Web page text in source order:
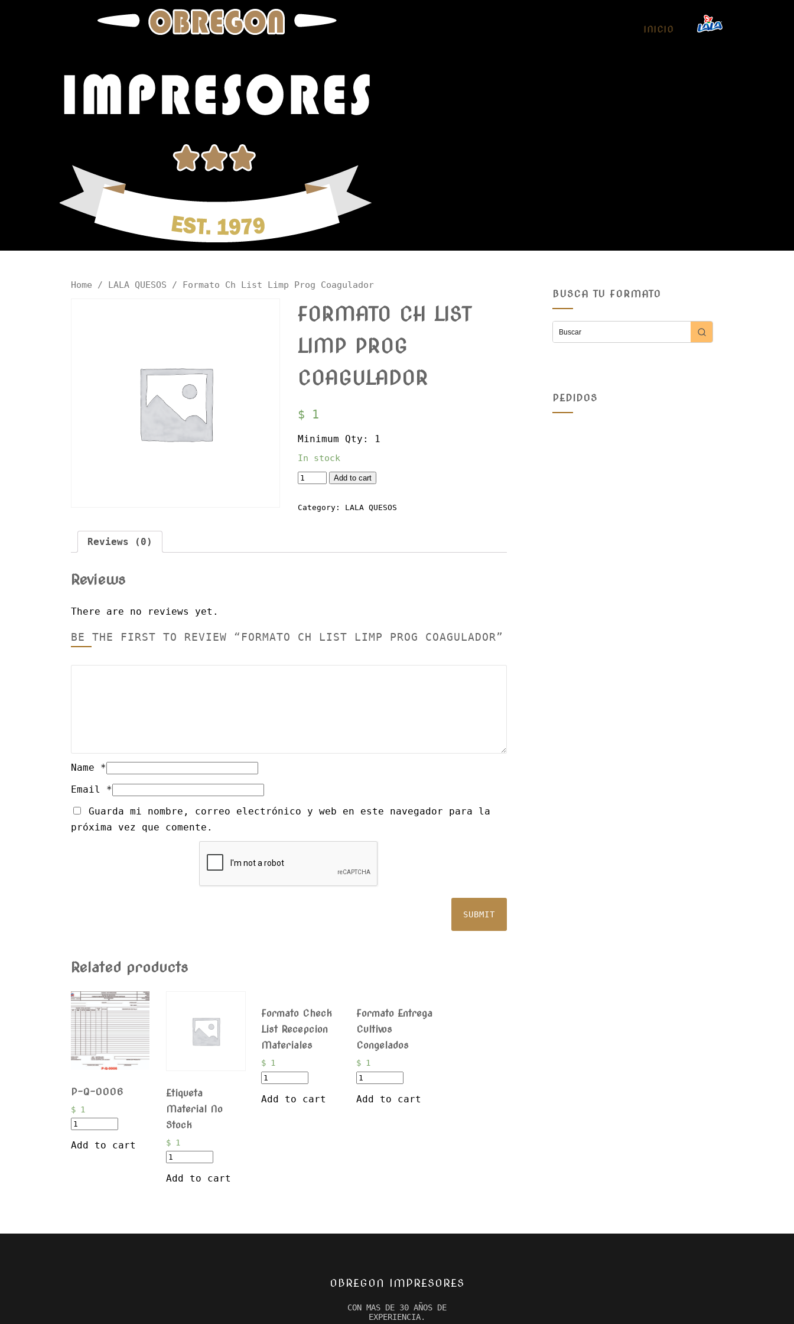
INICIO
Home / LALA QUESOS / Formato Ch List Limp Prog Coagulador
FORMATO CH LIST
LIMP PROG
COAGULADOR
$ 1
Minimum Qty: 1
In stock
QuantityAdd to cart
Category: LALA QUESOS
Reviews (0)
Reviews
There are no reviews yet.
BE THE FIRST TO REVIEW “FORMATO CH LIST LIMP PROG COAGULADOR”
Name *
Email *
Guarda mi nombre, correo electrónico y web en este navegador para la
próxima vez que comente.
Related products
P-Q-0006
$ 1
Add to cart
Etiqueta
Material No
Stock
$ 1
Add to cart
Formato Check
List Recepcion
Materiales
$1
Add to cart
Formato Entrega
Cultivos
Congelados
$1
Add to cart
BUSCA TU FORMATO
PEDIDOS
OBREGON IMPRESORES
CON MAS DE 30 AÑOS DE
EXPERIENCIA.